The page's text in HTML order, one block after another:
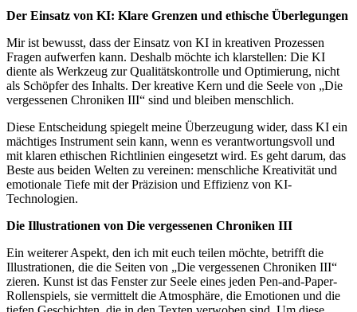
Der Einsatz von KI: Klare Grenzen und ethische Überlegungen
Mir ist bewusst, dass der Einsatz von KI in kreativen Prozessen
Fragen aufwerfen kann. Deshalb möchte ich klarstellen: Die KI
diente als Werkzeug zur Qualitätskontrolle und Optimierung, nicht
als Schöpfer des Inhalts. Der kreative Kern und die Seele von „Die
vergessenen Chroniken III“ sind und bleiben menschlich.
Diese Entscheidung spiegelt meine Überzeugung wider, dass KI ein
mächtiges Instrument sein kann, wenn es verantwortungsvoll und
mit klaren ethischen Richtlinien eingesetzt wird. Es geht darum, das
Beste aus beiden Welten zu vereinen: menschliche Kreativität und
emotionale Tiefe mit der Präzision und Effizienz von KI-
Technologien.
Die Illustrationen von Die vergessenen Chroniken III
Ein weiterer Aspekt, den ich mit euch teilen möchte, betrifft die
Illustrationen, die die Seiten von „Die vergessenen Chroniken III“
zieren. Kunst ist das Fenster zur Seele eines jeden Pen-and-Paper-
Rollenspiels, sie vermittelt die Atmosphäre, die Emotionen und die